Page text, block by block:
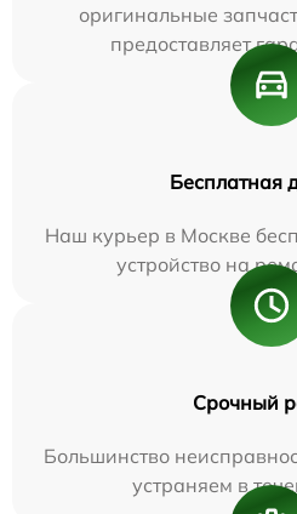
оригинальные
предоставляет
Бесплатная
Наш курьер в Москве
устройство на
Срочный
Большинство
устраняем в